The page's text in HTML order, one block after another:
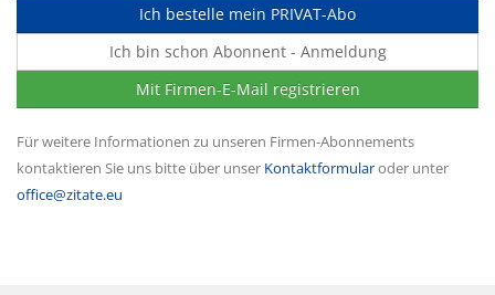
Ich bestelle mein PRIVAT-Abo
Ich bin schon Abonnent - Anmeldung
Mit Firmen-E-Mail registrieren
Für weitere Informationen zu unseren Firmen-Abonnements
kontaktieren Sie uns bitte über unser Kontaktformularoder unter
office@zitate.eu